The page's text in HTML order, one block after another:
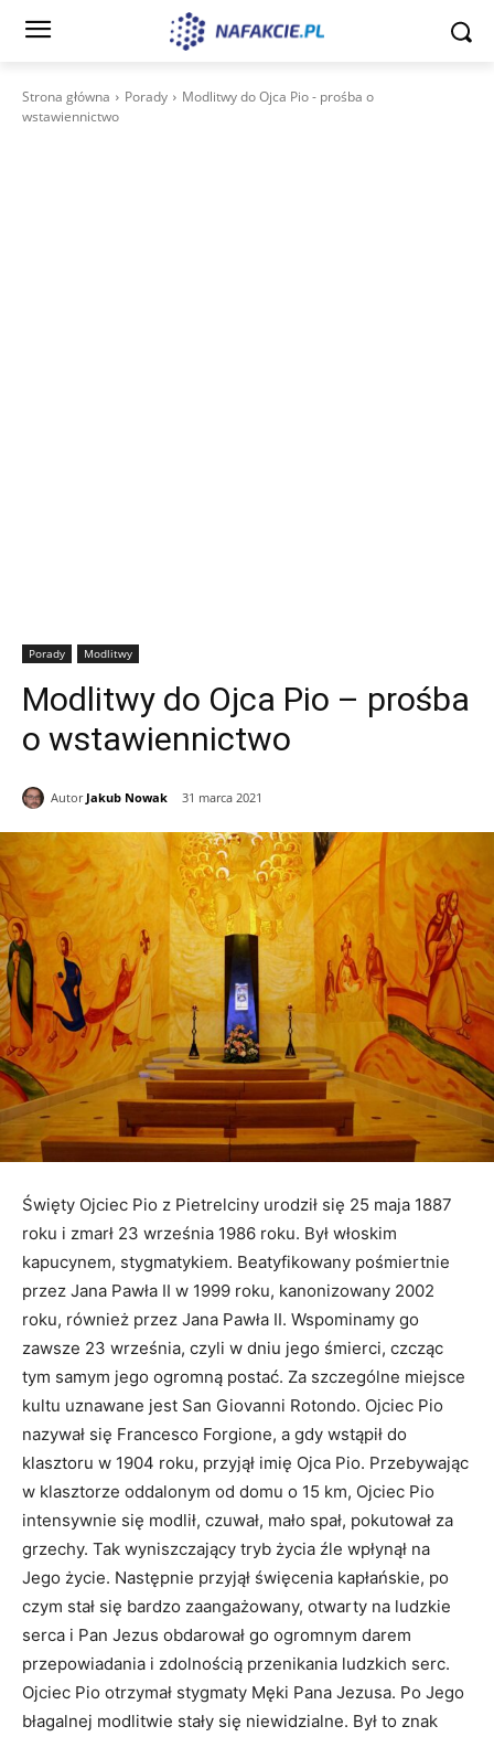
Strona główna Porady
Modlitwy do Ojca Pio - prośba o
wstawiennictwo
Porady Modlitwy
Modlitwy do Ojca Pio – prośba
o wstawiennictwo
Autor Jakub Nowak 31 marca 2021
Święty Ojciec Pio z Pietrelciny urodził się 25 maja 1887
roku i zmarł 23 września 1986 roku. Był włoskim
kapucynem, stygmatykiem. Beatyfikowany pośmiertnie
przez Jana Pawła II w 1999 roku, kanonizowany 2002
roku, również przez Jana Pawła II. Wspominamy go
zawsze 23 września, czyli w dniu jego śmierci, czcząc
tym samym jego ogromną postać. Za szczególne miejsce
kultu uznawane jest San Giovanni Rotondo. Ojciec Pio
nazywał się Francesco Forgione, a gdy wstąpił do
klasztoru w 1904 roku, przyjął imię Ojca Pio. Przebywając
w klasztorze oddalonym od domu o 15 km, Ojciec Pio
intensywnie się modlił, czuwał, mało spał, pokutował za
grzechy. Tak wyniszczający tryb życia źle wpłynął na
Jego życie. Następnie przyjął święcenia kapłańskie, po
czym stał się bardzo zaangażowany, otwarty na ludzkie
serca i Pan Jezus obdarował go ogromnym darem
przepowiadania i zdolnością przenikania ludzkich serc.
Ojciec Pio otrzymał stygmaty Męki Pana Jezusa. Po Jego
błagalnej modlitwie stały się niewidzialne. Był to znak